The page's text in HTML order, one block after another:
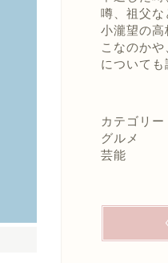
噂、祖父な
小瀧望の
こなのか
についても
カテゴリー
グルメ
芸能